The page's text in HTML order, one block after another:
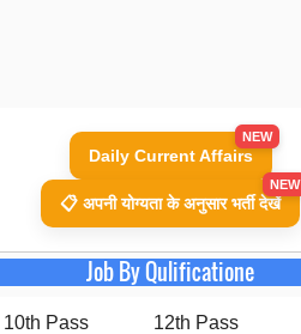
Daily Current Affairs
NEW
📋 अपनी योग्यता के अनुसार भर्ती देखें
NEW
Job By Qulificatione
10th Pass 12th Pass